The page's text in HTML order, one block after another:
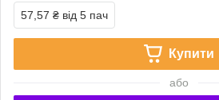
57,57 ₴ від 5 пач
Купити
або